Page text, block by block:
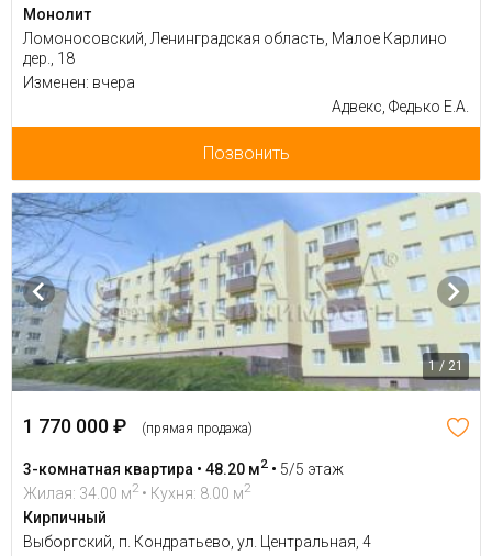
Монолит
Ломоносовский, Ленинградская область, Малое Карлино
дер., 18
Изменен: вчера
Адвекс, Федько Е.А.
Позвонить
1 / 21
1 770 000 ₽ (прямая продажа)
3-комнатная квартира • 48.20 м2 • 5/5 этаж
Жилая: 34.00 м2 • Кухня: 8.00 м2
Кирпичный
Выборгский, п. Кондратьево, ул. Центральная, 4